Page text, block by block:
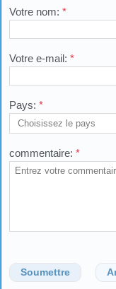
Votre nom: *
Votre e-mail: *
Pays: *
commentaire: *
Soumettre